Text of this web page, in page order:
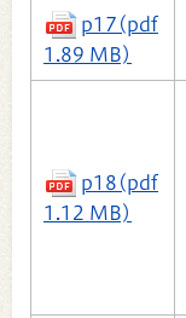
p17(pdf
1.89 MB)
p18(pdf
1.12 MB)